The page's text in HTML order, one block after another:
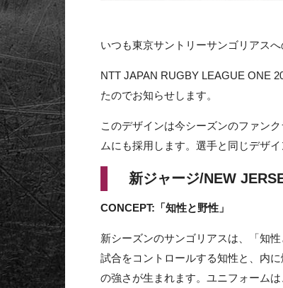
いつも東京サントリーサンゴリアス
NTT JAPAN RUGBY LEAGUE ONE
たのでお知らせします。
このデザインは今シーズンのファン
ムにも採用します。選手と同じデザ
新ジャージ/NEW
CONCEPT:「知性と野性」
新シーズンのサンゴリアスは、「知
試合をコントロールする知性と、内
の強さが生まれます。ユニフォーム